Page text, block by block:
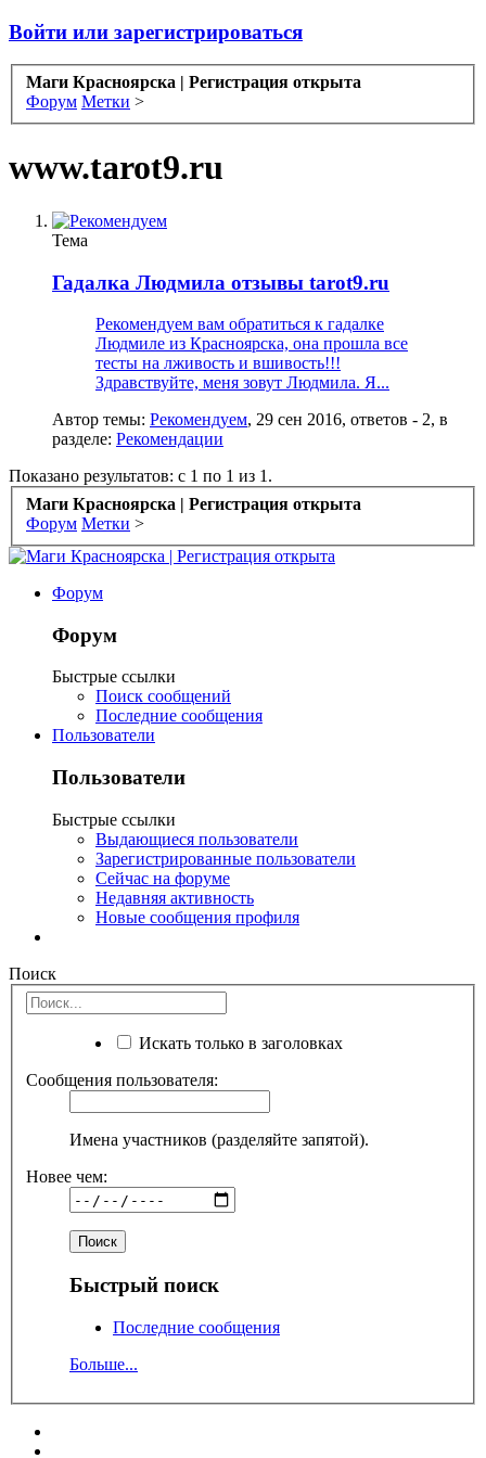
Войти или зарегистрироваться
Маги Красноярска | Регистрация открыта
Форум Метки >
www.tarot9.ru
Тема
Гадалка Людмила отзывы tarot9.ru
Рекомендуем вам обратиться к гадалке
Людмиле из Красноярска, она прошла все
тесты на лживость и вшивость!!!
Здравствуйте, меня зовут Людмила. Я...
Автор темы: Рекомендуем, 29 сен 2016, ответов - 2, в
разделе: Рекомендации
Показано результатов: с 1 по 1 из 1.
Маги Красноярска | Регистрация открыта
Форум Метки >
Форум
Форум
Быстрые ссылки
Поиск сообщений
Последние сообщения
Пользователи
Пользователи
Быстрые ссылки
Выдающиеся пользователи
Зарегистрированные пользователи
Сейчас на форуме
Недавняя активность
Новые сообщения профиля
Поиск
Искать только в заголовках
Сообщения пользователя:
Имена участников (разделяйте запятой).
Новее чем:
Быстрый поиск
Последние сообщения
Больше...